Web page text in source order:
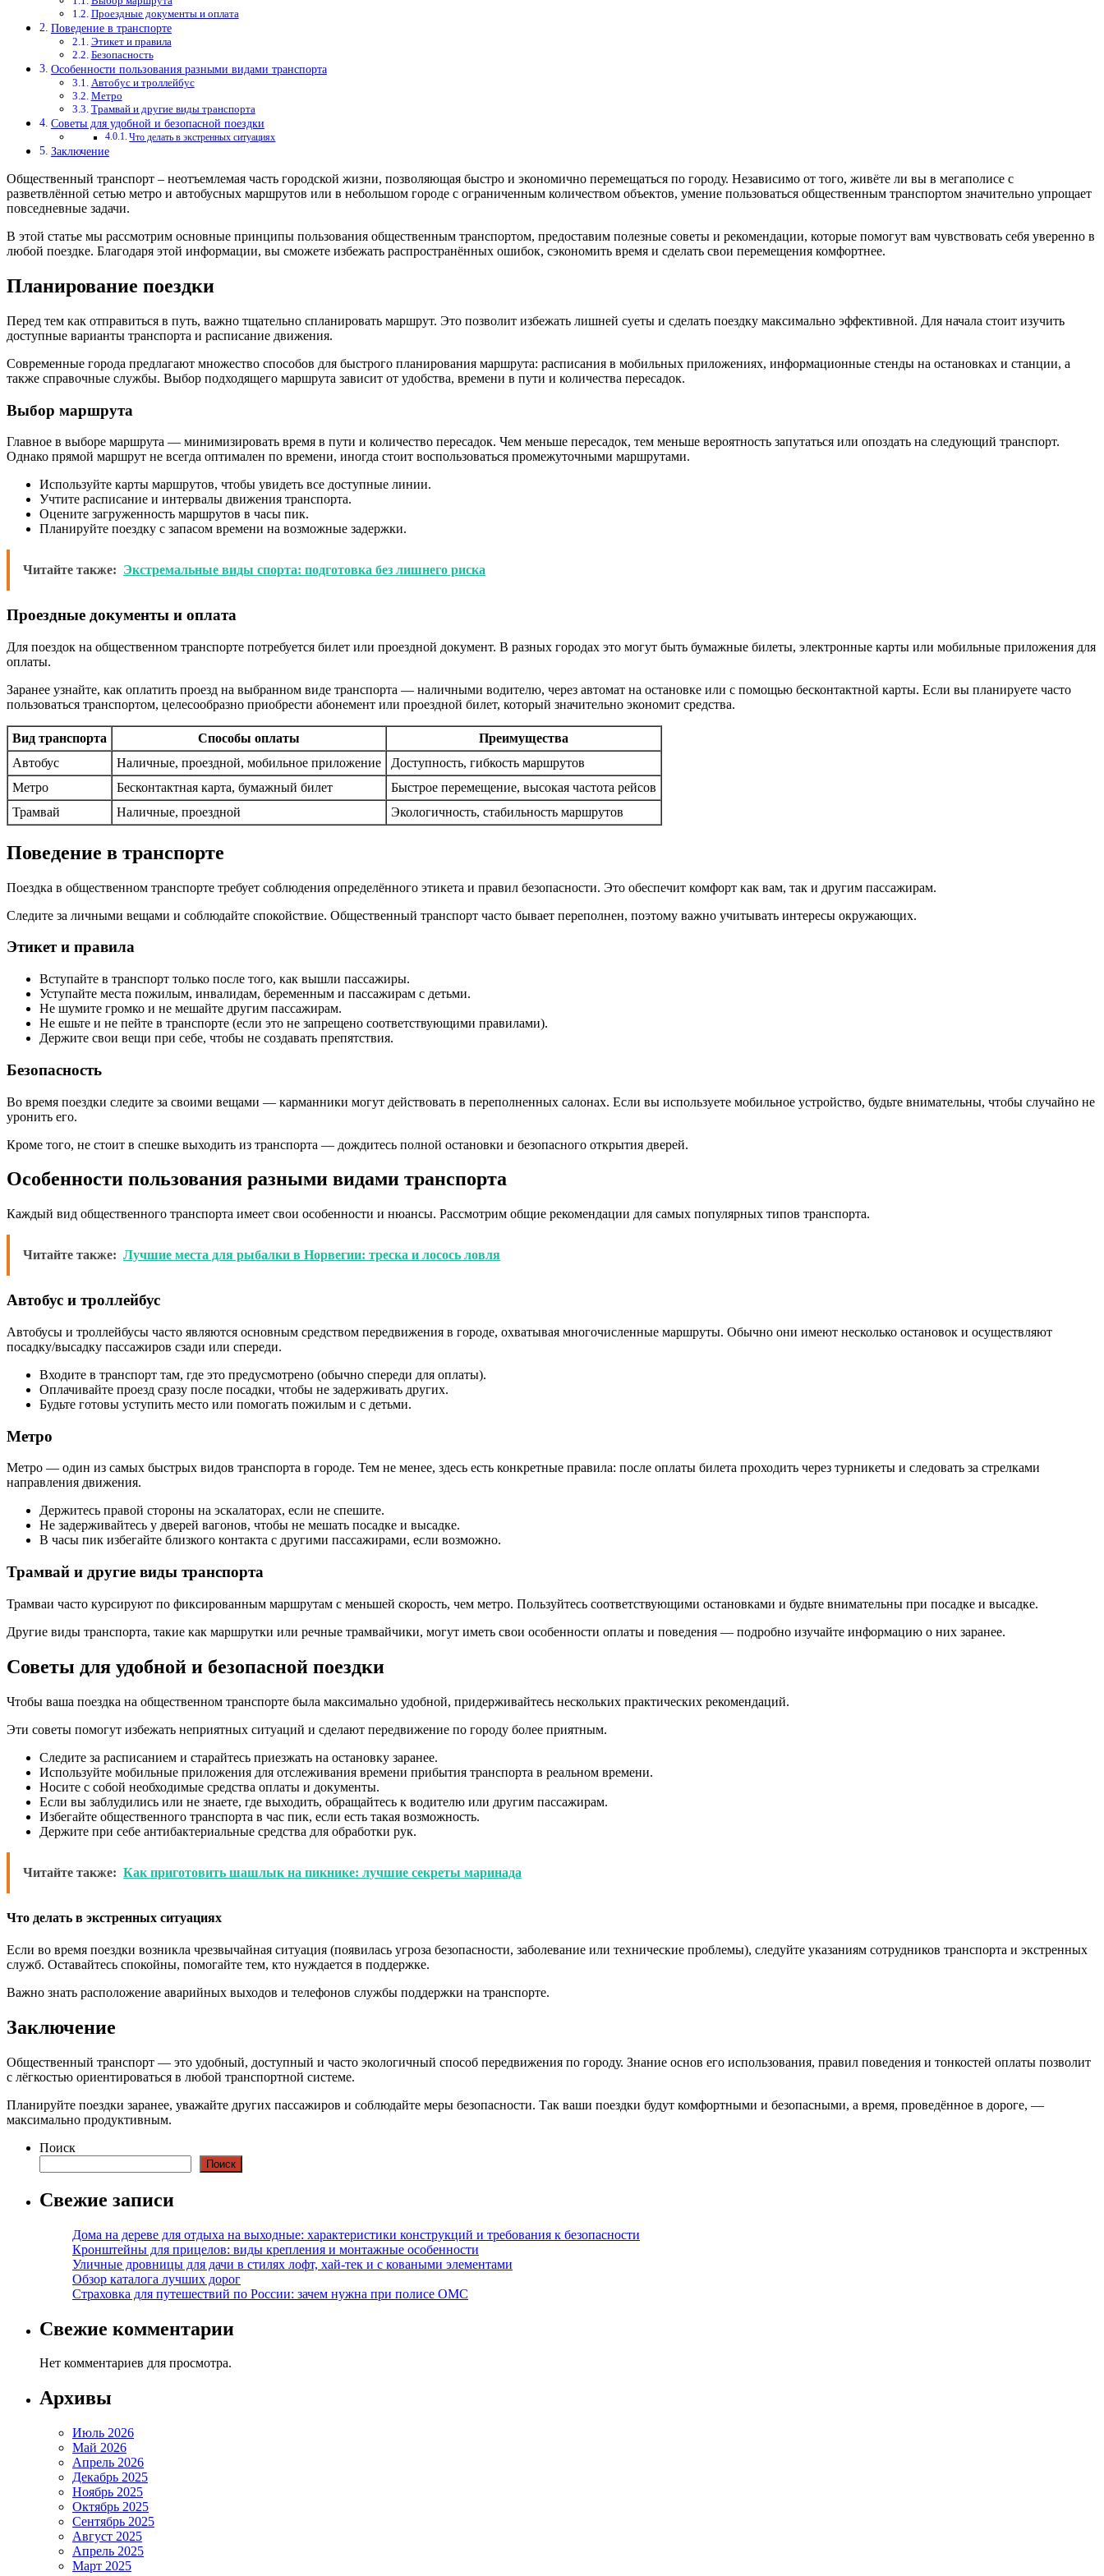
Проездные документы и оплата
Поведение в транспорте
Этикет и правила
Безопасность
Особенности пользования разными видами транспорта
Автобус и троллейбус
Метро
Трамвай и другие виды транспорта
Советы для удобной и безопасной поездки
Что делать в экстренных ситуациях
Заключение
Общественный транспорт – неотъемлемая часть городской жизни, позволяющая быстро и экономично перемещаться по городу. Независимо от того, живёте ли вы в мегаполисе с
разветвлённой сетью метро и автобусных маршрутов или в небольшом городе с ограниченным количеством объектов, умение пользоваться общественным транспортом значительно упрощает
повседневные задачи.
В этой статье мы рассмотрим основные принципы пользования общественным транспортом, предоставим полезные советы и рекомендации, которые помогут вам чувствовать себя уверенно в
любой поездке. Благодаря этой информации, вы сможете избежать распространённых ошибок, сэкономить время и сделать свои перемещения комфортнее.
Планирование поездки
Перед тем как отправиться в путь, важно тщательно спланировать маршрут. Это позволит избежать лишней суеты и сделать поездку максимально эффективной. Для начала стоит изучить
доступные варианты транспорта и расписание движения.
Современные города предлагают множество способов для быстрого планирования маршрута: расписания в мобильных приложениях, информационные стенды на остановках и станции, а
также справочные службы. Выбор подходящего маршрута зависит от удобства, времени в пути и количества пересадок.
Выбор маршрута
Главное в выборе маршрута — минимизировать время в пути и количество пересадок. Чем меньше пересадок, тем меньше вероятность запутаться или опоздать на следующий транспорт.
Однако прямой маршрут не всегда оптимален по времени, иногда стоит воспользоваться промежуточными маршрутами.
Используйте карты маршрутов, чтобы увидеть все доступные линии.
Учтите расписание и интервалы движения транспорта.
Оцените загруженность маршрутов в часы пик.
Планируйте поездку с запасом времени на возможные задержки.
Читайте также: Экстремальные виды спорта: подготовка без лишнего риска
Проездные документы и оплата
Для поездок на общественном транспорте потребуется билет или проездной документ. В разных городах это могут быть бумажные билеты, электронные карты или мобильные приложения для
оплаты.
Заранее узнайте, как оплатить проезд на выбранном виде транспорта — наличными водителю, через автомат на остановке или с помощью бесконтактной карты. Если вы планируете часто
пользоваться транспортом, целесообразно приобрести абонемент или проездной билет, который значительно экономит средства.
Вид транспорта Способы оплаты
Преимущества
Автобус
Наличные, проездной, мобильное приложение
Доступность, гибкость маршрутов
Метро
Бесконтактная карта, бумажный билет
Быстрое перемещение, высокая частота рейсов
Трамвай
Наличные, проездной Экологичность, стабильность маршрутов
Поведение в транспорте
Поездка в общественном транспорте требует соблюдения определённого этикета и правил безопасности. Это обеспечит комфорт как вам, так и другим пассажирам.
Следите за личными вещами и соблюдайте спокойствие. Общественный транспорт часто бывает переполнен, поэтому важно учитывать интересы окружающих.
Этикет и правила
Вступайте в транспорт только после того, как вышли пассажиры.
Уступайте места пожилым, инвалидам, беременным и пассажирам с детьми.
Не шумите громко и не мешайте другим пассажирам.
Не ешьте и не пейте в транспорте (если это не запрещено соответствующими правилами).
Держите свои вещи при себе, чтобы не создавать препятствия.
Безопасность
Во время поездки следите за своими вещами — карманники могут действовать в переполненных салонах. Если вы используете мобильное устройство, будьте внимательны, чтобы случайно не
уронить его.
Кроме того, не стоит в спешке выходить из транспорта — дождитесь полной остановки и безопасного открытия дверей.
Особенности пользования разными видами транспорта
Каждый вид общественного транспорта имеет свои особенности и нюансы. Рассмотрим общие рекомендации для самых популярных типов транспорта.
Читайте также: Лучшие места для рыбалки в Норвегии: треска и лосось ловля
Автобус и троллейбус
Автобусы и троллейбусы часто являются основным средством передвижения в городе, охватывая многочисленные маршруты. Обычно они имеют несколько остановок и осуществляют
посадку/высадку пассажиров сзади или спереди.
Входите в транспорт там, где это предусмотрено (обычно спереди для оплаты).
Оплачивайте проезд сразу после посадки, чтобы не задерживать других.
Будьте готовы уступить место или помогать пожилым и с детьми.
Метро
Метро — один из самых быстрых видов транспорта в городе. Тем не менее, здесь есть конкретные правила: после оплаты билета проходить через турникеты и следовать за стрелками
направления движения.
Держитесь правой стороны на эскалаторах, если не спешите.
Не задерживайтесь у дверей вагонов, чтобы не мешать посадке и высадке.
В часы пик избегайте близкого контакта с другими пассажирами, если возможно.
Трамвай и другие виды транспорта
Трамваи часто курсируют по фиксированным маршрутам с меньшей скорость, чем метро. Пользуйтесь соответствующими остановками и будьте внимательны при посадке и высадке.
Другие виды транспорта, такие как маршрутки или речные трамвайчики, могут иметь свои особенности оплаты и поведения — подробно изучайте информацию о них заранее.
Советы для удобной и безопасной поездки
Чтобы ваша поездка на общественном транспорте была максимально удобной, придерживайтесь нескольких практических рекомендаций.
Эти советы помогут избежать неприятных ситуаций и сделают передвижение по городу более приятным.
Следите за расписанием и старайтесь приезжать на остановку заранее.
Используйте мобильные приложения для отслеживания времени прибытия транспорта в реальном времени.
Носите с собой необходимые средства оплаты и документы.
Если вы заблудились или не знаете, где выходить, обращайтесь к водителю или другим пассажирам.
Избегайте общественного транспорта в час пик, если есть такая возможность.
Держите при себе антибактериальные средства для обработки рук.
Читайте также: Как приготовить шашлык на пикнике: лучшие секреты маринада
Что делать в экстренных ситуациях
Если во время поездки возникла чрезвычайная ситуация (появилась угроза безопасности, заболевание или технические проблемы), следуйте указаниям сотрудников транспорта и экстренных
служб. Оставайтесь спокойны, помогайте тем, кто нуждается в поддержке.
Важно знать расположение аварийных выходов и телефонов службы поддержки на транспорте.
Заключение
Общественный транспорт — это удобный, доступный и часто экологичный способ передвижения по городу. Знание основ его использования, правил поведения и тонкостей оплаты позволит
с лёгкостью ориентироваться в любой транспортной системе.
Планируйте поездки заранее, уважайте других пассажиров и соблюдайте меры безопасности. Так ваши поездки будут комфортными и безопасными, а время, проведённое в дороге, —
максимально продуктивным.
Поиск
Поиск
Свежие записи
Дома на дереве для отдыха на выходные: характеристики конструкций и требования к безопасности
Кронштейны для прицелов: виды крепления и монтажные особенности
Уличные дровницы для дачи в стилях лофт, хай-тек и с коваными элементами
Обзор каталога лучших дорог
Страховка для путешествий по России: зачем нужна при полисе ОМС
Свежие комментарии
Нет комментариев для просмотра.
Архивы
Июль 2026
Май 2026
Апрель 2026
Декабрь 2025
Ноябрь 2025
Октябрь 2025
Сентябрь 2025
Август 2025
Апрель 2025
Март 2025